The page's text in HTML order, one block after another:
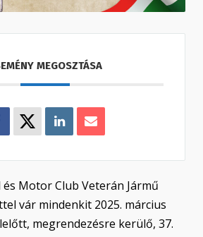
Motor Club Veterán Jármű
vár mindenkit 2025. március
megrendezésre kerülő, 37.
MEGOSZTÁSA